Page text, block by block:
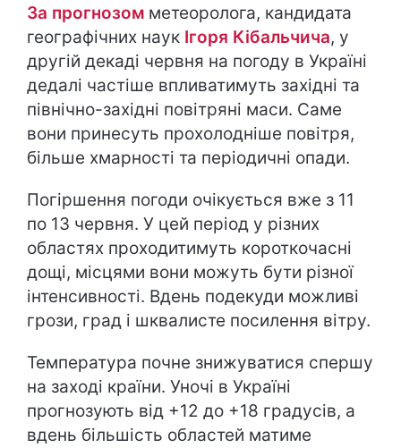
За прогнозом метеоролога, кандидата
географічних наук Ігоря Кібальчича, у
другій декаді червня на погоду в Україні
дедалі частіше впливатимуть західні та
північно-західні повітряні маси. Саме
вони принесуть прохолодніше повітря,
більше хмарності та періодичні опади.
Погіршення погоди очікується вже з 11
по 13 червня. У цей період у різних
областях проходитимуть короткочасні
дощі, місцями вони можуть бути різної
інтенсивності. Вдень подекуди можливі
грози, град і шквалисте посилення вітру.
Температура почне знижуватися спершу
на заході країни. Уночі в Україні
прогнозують від +12 до +18 градусів, а
вдень більшість областей матиме